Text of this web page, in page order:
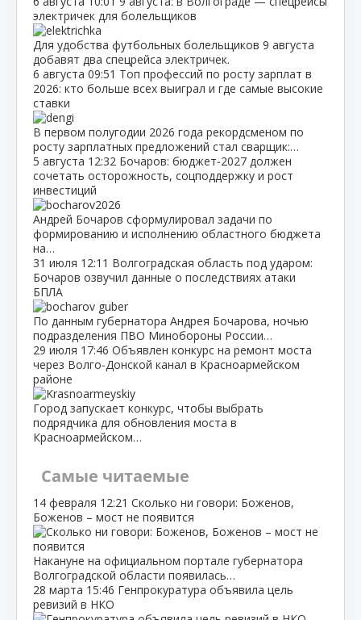
электричек для болельщиков
Для удобства футбольных болельщиков 9 августа
добавят два спецрейса электричек.
6 августа 09:51 Топ профессий по росту зарплат в
2026: кто больше всех выиграл и где самые высокие
ставки
В первом полугодии 2026 года рекордсменом по
росту зарплатных предложений стал сварщик:…
5 августа 12:32 Бочаров: бюджет‑2027 должен
сочетать осторожность, соцподдержку и рост
инвестиций
Андрей Бочаров сформулировал задачи по
формированию и исполнению областного бюджета
на…
31 июля 12:11 Волгоградская область под ударом:
Бочаров озвучил данные о последствиях атаки
БПЛА
По данным губернатора Андрея Бочарова, ночью
подразделения ПВО Минобороны России…
29 июля 17:46 Объявлен конкурс на ремонт моста
через Волго‑Донской канал в Красноармейском
районе
Город запускает конкурс, чтобы выбрать
подрядчика для обновления моста в
Красноармейском…
Самые читаемые
14 февраля 12:21 Сколько ни говори: Боженов,
Боженов – мост не появится
Накануне на официальном портале губернатора
Волгоградской области появилась…
28 марта 15:46 Генпрокуратура объявила цель
ревизий в НКО